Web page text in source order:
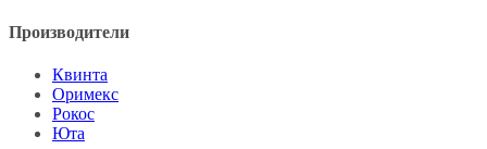
Производители
Квинта
Оримекс
Рокос
Юта